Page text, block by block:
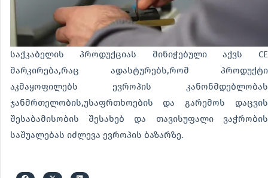
საქკაბელის პროდუქციას მინიჭებული აქვს CE
მარკირება,რაც ადასტურებს,რომ პროდუქტი
აკმაყოფილებს ევროპის კანონმდებლობას
ჯანმრთელობის,უსაფრთხოების და გარემოს დაცვის
შესაბამისობის შესახებ და თავისუფალი ვაჭრობის
საშუალებას იძლევა ევროპის ბაზარზე.